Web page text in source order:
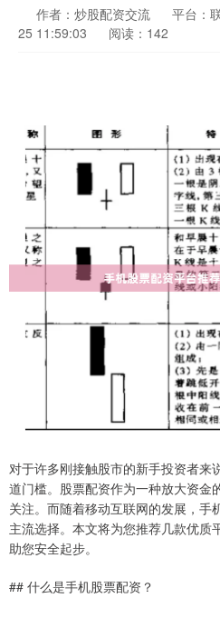
作者：炒股配资交流 平台：
25 11:59:03
阅读：142
对于许多刚接触股市的新手投资者来
道门槛。股票配资作为一种放大资金
关注。而随着移动互联网的发展，手
主流选择。本文将为您推荐几款优质
助您安全起步。
## 什么是手机股票配资？